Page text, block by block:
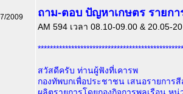
2009
ถาม-ตอบ ปัญหาเกษตร รายกา
AM 594 เวลา 08.10-09.00 & 20.05-
สวัสดีครับ ท่านผู้ฟังที่เคารพ
กองทัพบกเพื่อประชาชน เสนอรายการ